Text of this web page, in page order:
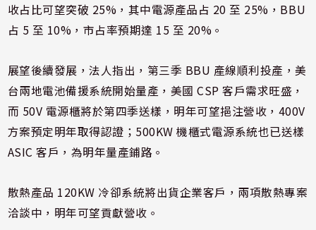
收占比可望突破 25%，其中電源產品占 20 至 25%，BBU
占 5 至 10%，市占率預期達 15 至 20%。
展望後續發展，法人指出，第三季 BBU 產線順利投產，美
台兩地電池備援系統開始量產，美國 CSP 客戶需求旺盛，
而 50V 電源櫃將於第四季送樣，明年可望挹注營收，400V
方案預定明年取得認證；500KW 機櫃式電源系統也已送樣
ASIC 客戶，為明年量產鋪路。
散熱產品 120KW 冷卻系統將出貨企業客戶，兩項散熱專案
洽談中，明年可望貢獻營收。